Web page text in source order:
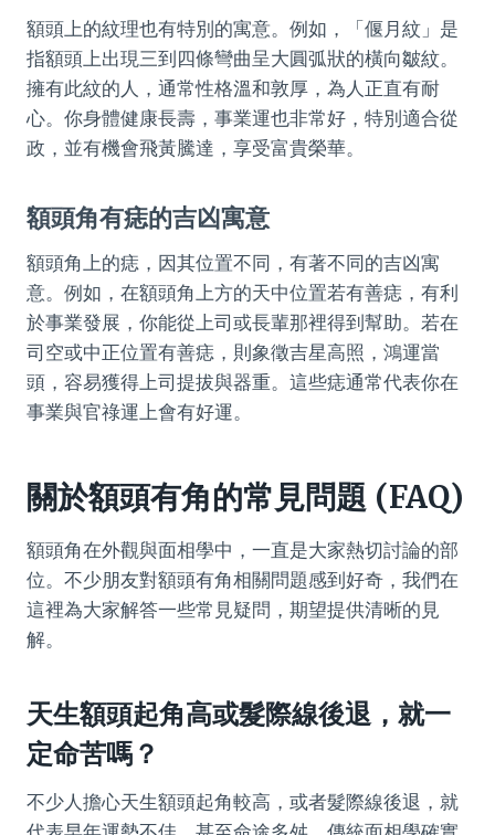
額頭上的紋理也有特別的寓意。例如，「偃月紋」是
指額頭上出現三到四條彎曲呈大圓弧狀的橫向皺紋。
擁有此紋的人，通常性格溫和敦厚，為人正直有耐
心。你身體健康長壽，事業運也非常好，特別適合從
政，並有機會飛黃騰達，享受富貴榮華。
額頭角有痣的吉凶寓意
額頭角上的痣，因其位置不同，有著不同的吉凶寓
意。例如，在額頭角上方的天中位置若有善痣，有利
於事業發展，你能從上司或長輩那裡得到幫助。若在
司空或中正位置有善痣，則象徵吉星高照，鴻運當
頭，容易獲得上司提拔與器重。這些痣通常代表你在
事業與官祿運上會有好運。
關於額頭有角的常見問題 (FAQ)
額頭角在外觀與面相學中，一直是大家熱切討論的部
位。不少朋友對額頭有角相關問題感到好奇，我們在
這裡為大家解答一些常見疑問，期望提供清晰的見
解。
天生額頭起角高或髮際線後退，就一
定命苦嗎？
不少人擔心天生額頭起角較高，或者髮際線後退，就